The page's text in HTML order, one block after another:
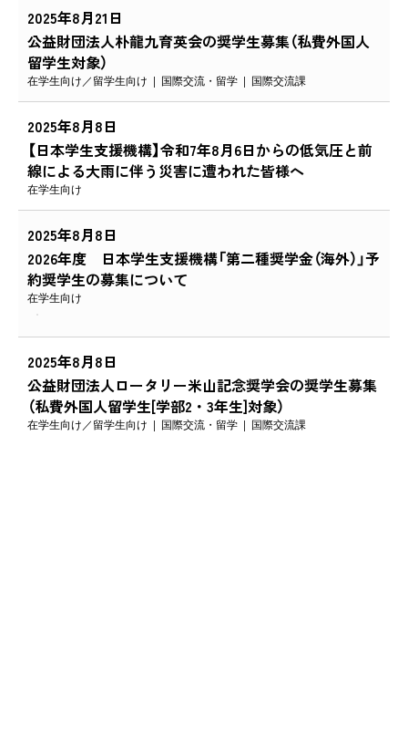
2025年8月21日
公益財団法人朴龍九育英会の奨学生募集（私費外国人
留学生対象）
在学生向け 留学生向け 国際交流・留学 国際交流課
2025年8月8日
【日本学生支援機構】令和7年8月6日からの低気圧と前
線による大雨に伴う災害に遭われた皆様へ
在学生向け
2025年8月8日
2026年度 日本学生支援機構「第二種奨学金（海外）」予
約奨学生の募集について
在学生向け
2025年8月8日
公益財団法人ロータリー米山記念奨学会の奨学生募集
（私費外国人留学生[学部2・3年生]対象）
在学生向け 留学生向け 国際交流・留学 国際交流課